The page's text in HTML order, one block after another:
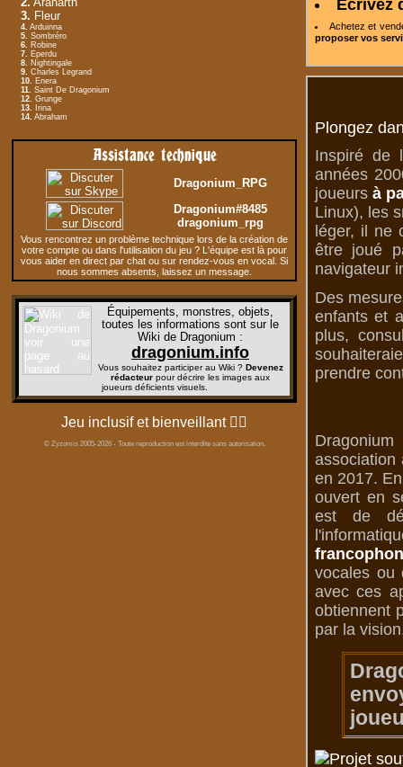
3. Fleur
4. Arduinna
5. Sombréro
6. Robine
7. Eperdu
8. Nightingale
9. Charles Legrand
10. Enera
11. Saint De Dragonium
12. Grunge
13. Irina
14. Abraham
Assistance technique
Dragonium_RPG
Dragonium#8485
dragonium_rpg
Vous rencontrez un problème technique lors de la création de
votre compte ou dans l'utilisation du jeu ? L'équipe est là pour
vous aider en direct par chat ou sur rendez-vous en vocal. Si
nous sommes absents, laissez un message.
Équipements, monstres, objets,
toutes les informations sont sur le
Wiki de Dragonium :
dragonium.info
Vous souhaitez participer au Wiki ? Devenez
rédacteur pour décrire les images aux
joueurs déficients visuels.
Jeu inclusif et bienveillant 🏳️‍🌈
© Zyzomis 2005-2026 - Toute reproduction est interdite sans autorisation.
Écrivez
Achetez et
proposer vos
Plongez
Inspiré de
années
joueursà
Linux), les
léger, il ne
être joué
navigateur
Des
enfants et
plus,
prendre
en 2017.
ouvert en
est de
vocales ou
avec ces
obtiennent
par la